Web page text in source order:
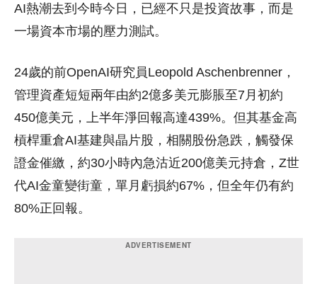
AI熱潮去到今時今日，已經不只是投資故事，而是
一場資本市場的壓力測試。
24歲的前OpenAI研究員Leopold Aschenbrenner，
管理資產短短兩年由約2億多美元膨脹至7月初約
450億美元，上半年淨回報高達439%。但其基金高
槓桿重倉AI基建與晶片股，相關股份急跌，觸發保
證金催繳，約30小時內急沽近200億美元持倉，Z世
代AI金童變街童，單月虧損約67%，但全年仍有約
80%正回報。